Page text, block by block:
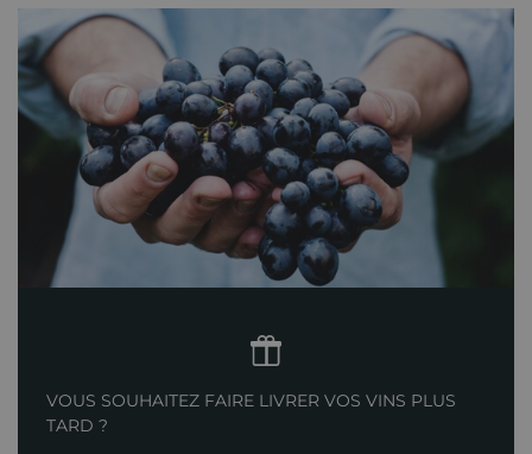
VOUS SOUHAITEZ FAIRE LIVRER VOS VINS PLUS
TARD ?